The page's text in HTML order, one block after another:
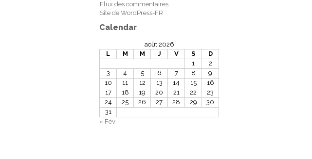
Flux des commentaires
Site de WordPress-FR
Calendar
août 2026
L
M M J V S
D
1
2
3
4 5 6 7 8
9
10
11 12 13 14 15
16
17
18 19 20 21 22
23
24
25 26 27 28 29
30
31
« Fév